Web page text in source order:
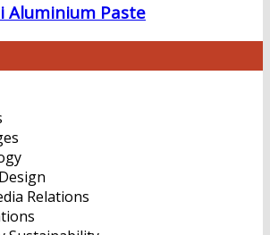
Aluminium Paste
Relations